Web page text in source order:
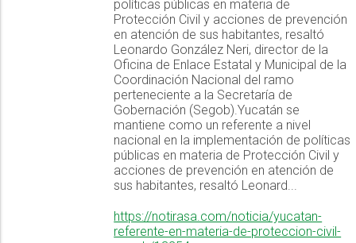
políticas públicas en materia de
Protección Civil y acciones de prevención
en atención de sus habitantes, resaltó
Leonardo González Neri, director de la
Oficina de Enlace Estatal y Municipal de la
Coordinación Nacional del ramo
perteneciente a la Secretaría de
Gobernación (Segob).Yucatán se
mantiene como un referente a nivel
nacional en la implementación de políticas
públicas en materia de Protección Civil y
acciones de prevención en atención de
sus habitantes, resaltó Leonard...
https://notirasa.com/noticia/yucatan-
referente-en-materia-de-proteccion-civil-